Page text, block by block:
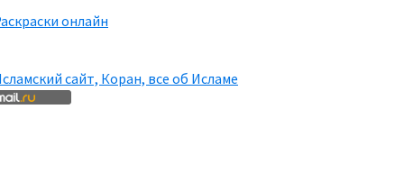
онлайн
сайт, Коран, все об Исламе